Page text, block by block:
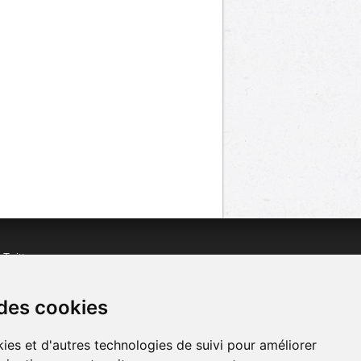
cookies
et d'autres technologies de suivi pour améliorer
Twitter
YouTube